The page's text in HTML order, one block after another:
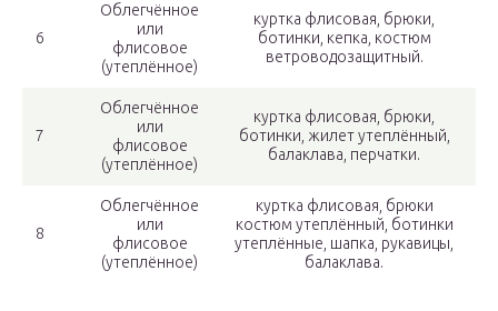
6
Облегчённое
или
флисовое
(утеплённое)
куртка флисовая, брюки,
ботинки, кепка, костюм
ветроводозащитный.
7
Облегчённое
или
флисовое
(утеплённое)
куртка флисовая, брюки,
ботинки, жилет утеплённый,
балаклава, перчатки.
8
Облегчённое
или
флисовое
(утеплённое)
куртка флисовая, брюки
костюм утеплённый, ботинки
утеплённые, шапка, рукавицы,
балаклава.